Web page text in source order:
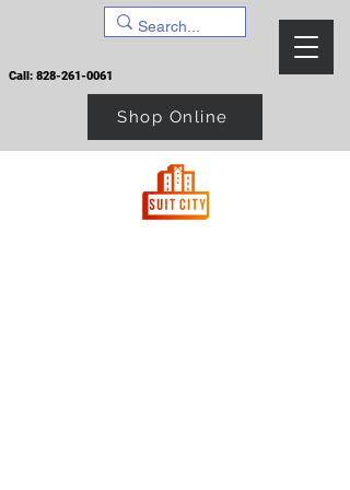
Call: 828-261-0061
Shop Online